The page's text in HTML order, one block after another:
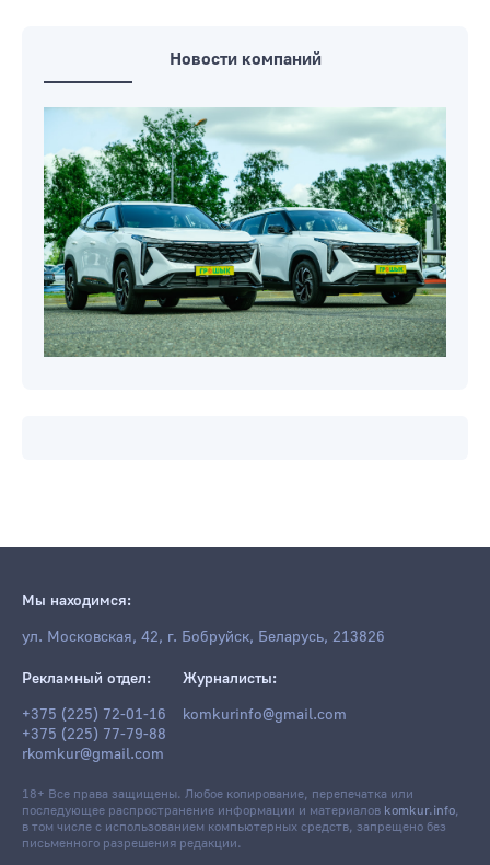
обманывают через Telegram
Новости компаний
Мы находимся:
ул. Московская, 42, г. Бобруйск, Беларусь, 213826
Рекламный отдел:
Журналисты: